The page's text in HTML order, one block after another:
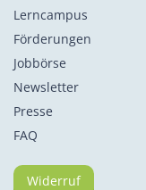
Lerncampus
Förderungen
Jobbörse
Newsletter
Presse
FAQ
Widerruf